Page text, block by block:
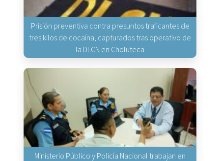
Prisión preventiva contra presuntos traficantes de
tres kilos de cocaína, capturados tras operativo de
la DLCN en Choluteca
Ministerio Público y Policía Nacional trabajan en